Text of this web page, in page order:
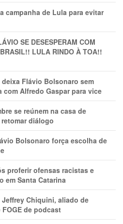
campanha de Lula para evitar
SE DESESPERAM COM
LULA RINDO À TOA!!
Flávio Bolsonaro sem
com Alfredo Gaspar para vice
se reúnem na casa de
diálogo
Bolsonaro força escolha de
proferir ofensas racistas e
em Santa Catarina
Jeffrey Chiquini, aliado de
de podcast